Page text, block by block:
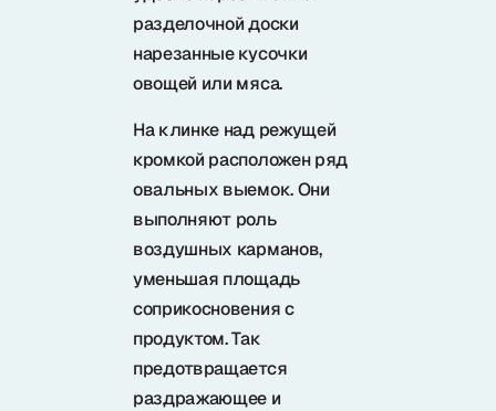
разделочной доски
нарезанные кусочки
овощей или мяса.
На клинке над режущей
кромкой расположен ряд
овальных выемок. Они
выполняют роль
воздушных карманов,
уменьшая площадь
соприкосновения с
продуктом. Так
предотвращается
раздражающее и